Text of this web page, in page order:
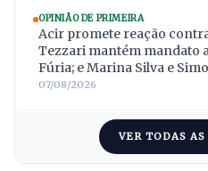
OPINIÃO DE PRIMEIRA
Acir promete reação
Tezzari mantém mandato
Fúria; e Marina Silva e
07/08/2026
VER TODAS